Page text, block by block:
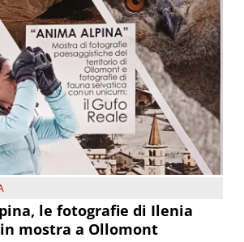
le fotografie di Ilenia
mostra a Ollomont